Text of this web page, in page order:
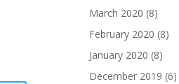
March 2020 (8)
February 2020 (8)
January 2020 (8)
December 2019 (6)